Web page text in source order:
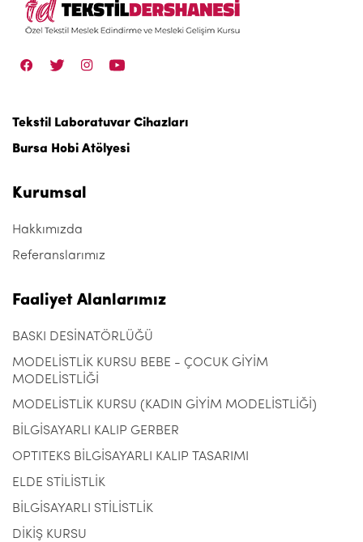
Tekstil Laboratuvar Cihazları
Bursa Hobi Atölyesi
Kurumsal
Hakkımızda
Referanslarımız
Faaliyet Alanlarımız
BASKI DESİNATÖRLÜĞÜ
MODELİSTLİK KURSU BEBE - ÇOCUK GİYİM
MODELİSTLİĞİ
MODELİSTLİK KURSU (KADIN GİYİM MODELİSTLİĞİ)
BİLGİSAYARLI KALIP GERBER
OPTITEKS BİLGİSAYARLI KALIP TASARIMI
ELDE STİLİSTLİK
BİLGİSAYARLI STİLİSTLİK
DİKİŞ KURSU